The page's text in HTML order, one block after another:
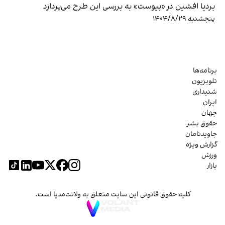
بردیا افشین در «پیوست» به بررسی این طرح می‌پردازد
پنجشنبه ۱۴۰۴/۸/۲۹
برنامه‌ها
تلویزیون
شنیداری
ایران
جهان
حقوق بشر
جاویدنامان
گزارش ویژه
ورزش
بازار
کلیه حقوق قانونی این سایت متعلق به ولانت‌مدیا است.